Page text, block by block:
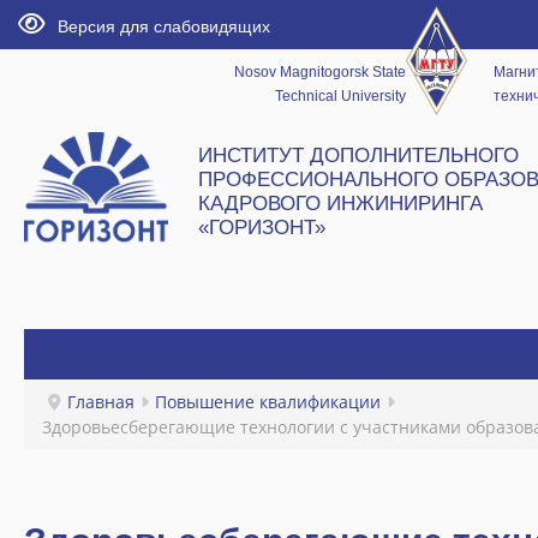
Версия для слабовидящих
Nosov Magnitogorsk State
Technical University
ИНСТИТУТ ДОПОЛНИТЕЛЬНОГО
ПРОФЕССИОНАЛЬНОГО
КАДРОВОГО ИНЖИНИРИНГА
«ГОРИЗОНТ»
ГЛАВНАЯ
Главная
Повышение квалификации
Здоровьесберегающие технологии с участниками